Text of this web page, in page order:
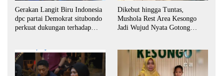
Gerakan Langit Biru Indonesia
dpc partai Demokrat situbondo
perkuat dukungan terhadap
Dikebut hingga Tuntas,
Mushola Rest Area Kesongo
Jadi Wujud Nyata Gotong